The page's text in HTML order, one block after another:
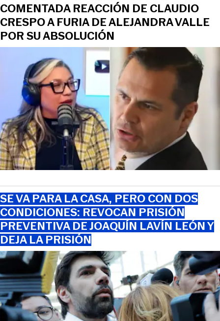
COMENTADA REACCIÓN DE CLAUDIO
CRESPO A FURIA DE ALEJANDRA VALLE
POR SU ABSOLUCIÓN
SE VA PARA LA CASA, PERO CON DOS
CONDICIONES: REVOCAN PRISIÓN
PREVENTIVA DE JOAQUÍN LAVÍN LEÓN Y
DEJA LA PRISIÓN